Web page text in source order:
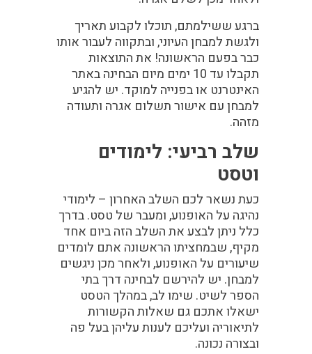
ברגע ששילמתם, תוכלו לקבוע תאריך
ולגשת למבחן העיוני, ובתקווה לעבור אותו
כבר בפעם הראשונה! את התוצאות
תקבלו עד 10 ימים מיום הבחינה באתר
האינטרנט או בפנייה למוקד. יש להגיע
למבחן עם אישור תשלום אגרה ותעודה
מזהה.
שלב רביעי: לימודים
וטסט
כעת נשאר לכם השלב האחרון – לימודי
נהיגה על האופנוע, ומעבר של טסט. בדרך
כלל ניתן לבצע את השלב הזה ביום אחד
מקיף, שבמחציתו הראשונה אתם לומדים
שיעורים על האופנוע, ולאחר מכן ניגשים
למבחן. יש להירשם לבחינה דרך בתי
הספר לשיט. שימו לב, במהלך הטסט
ישאלו אתכם גם שאלות הקשורות
לתיאוריה ועליכם לענות עליהן בעל פה
ובצורה נכונה.